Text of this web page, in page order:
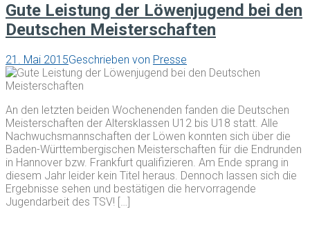
Gute Leistung der Löwenjugend bei den
Deutschen Meisterschaften
21. Mai 2015Geschrieben von Presse
An den letzten beiden Wochenenden fanden die Deutschen
Meisterschaften der Altersklassen U12 bis U18 statt. Alle
Nachwuchsmannschaften der Löwen konnten sich über die
Baden-Württembergischen Meisterschaften für die Endrunden
in Hannover bzw. Frankfurt qualifizieren. Am Ende sprang in
diesem Jahr leider kein Titel heraus. Dennoch lassen sich die
Ergebnisse sehen und bestätigen die hervorragende
Jugendarbeit des TSV! […]